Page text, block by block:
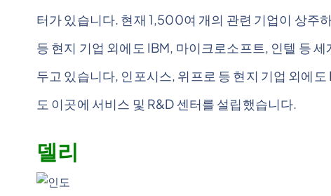
터가 있습니다. 현재 1,500여 개의 관련 기업이 상주
등 현지 기업 외에도 IBM, 마이크로소프트, 인텔 등
두고 있습니다, 인포시스, 위프로 등 현지 기업 외에
도 이곳에 서비스 및 R&D 센터를 설립했습니다.
델리